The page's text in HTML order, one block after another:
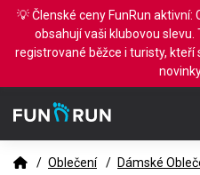
/ Oblečení / Dámské
💡 Členské ceny FunRun aktivní:
obsahují vaši klubovou
registrované běžce i turisty,